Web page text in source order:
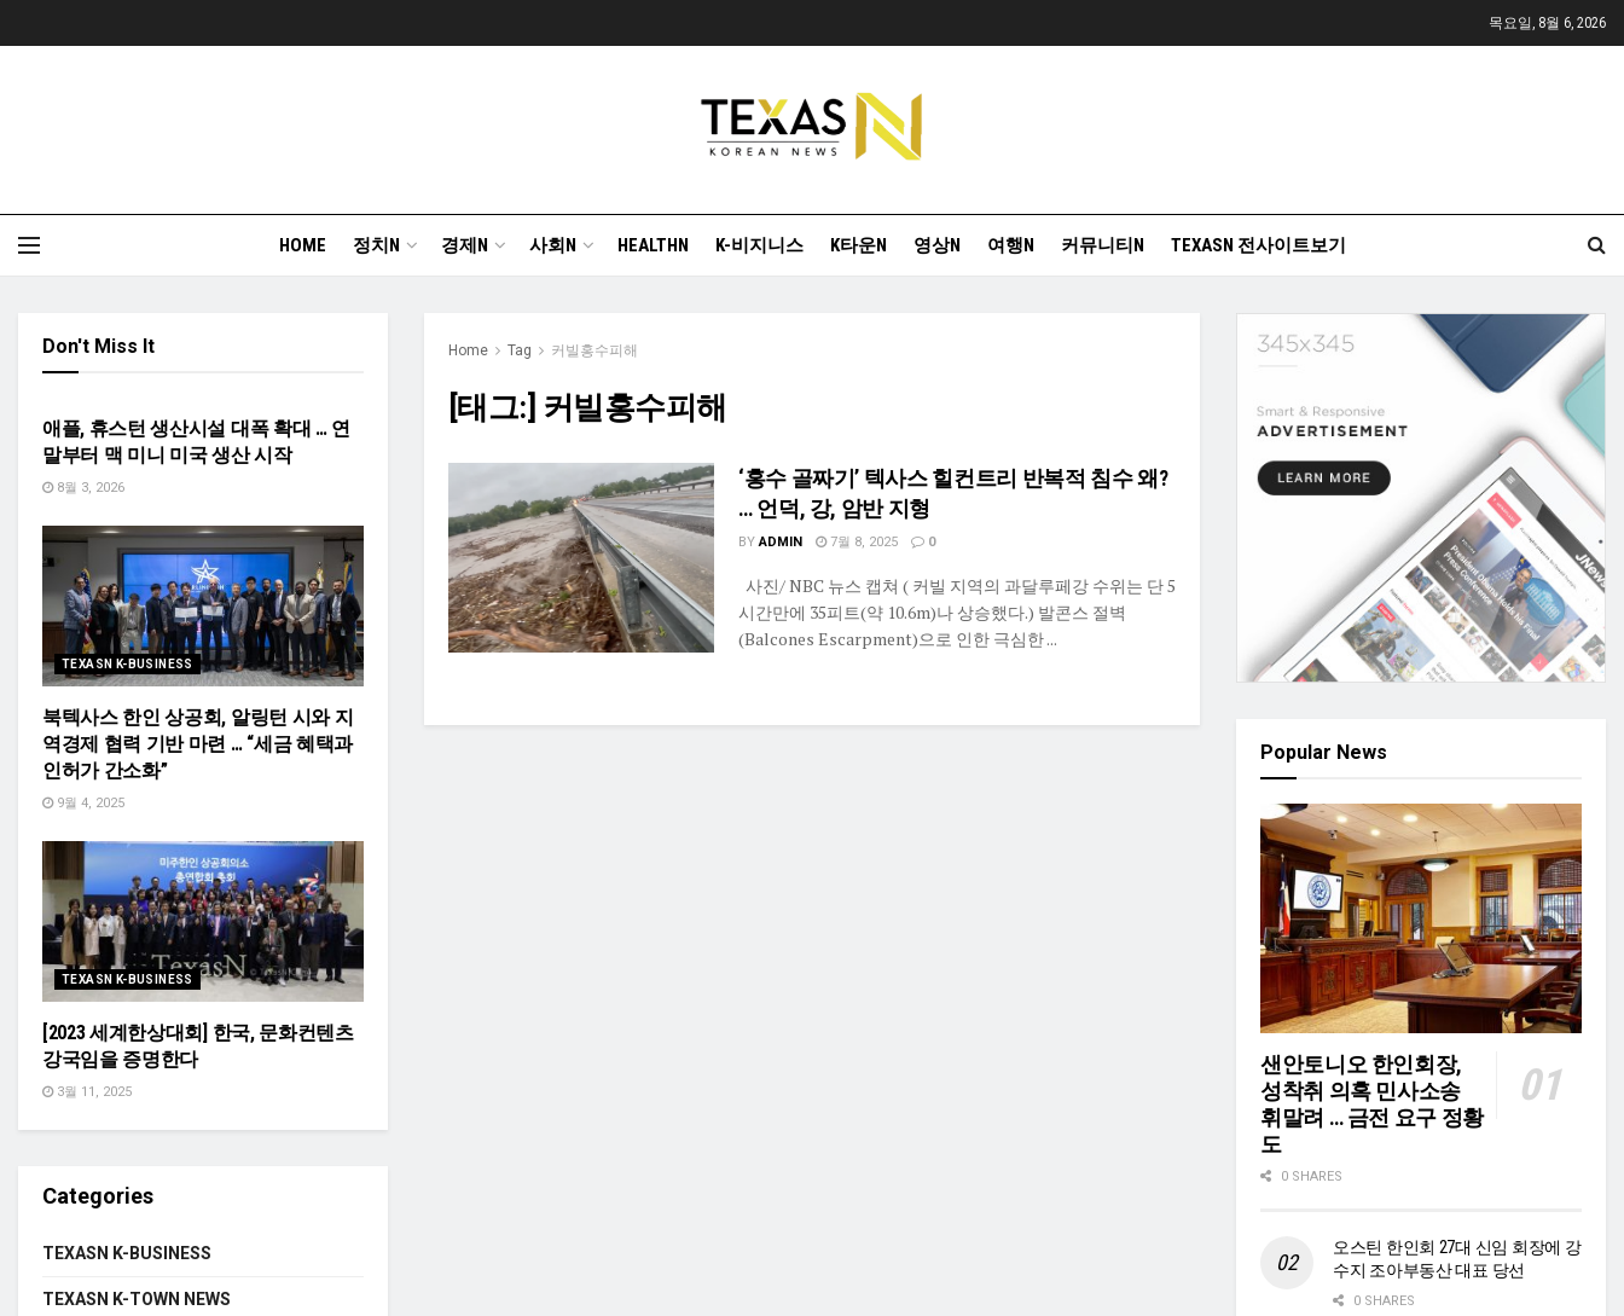
목요일, 8월 6, 2026
HOME 정치N 경제N 사회N HEALTHN K-비지니스 K타운N 영상N 여행N 커뮤니티N TEXASN 전사이트보기
Home Tag 커빌홍수피해
[태그:] 커빌홍수피해
‘홍수 골짜기’ 텍사스 힐컨트리 반복적 침수 왜?
… 언덕, 강, 암반 지형
BY ADMIN 7월 8, 2025 0
사진/ NBC 뉴스 캡쳐 ( 커빌 지역의 과달루페강 수위는 단 5
시간만에 35피트(약 10.6m)나 상승했다.) 발콘스 절벽
(Balcones Escarpment)으로 인한 극심한 ...
Don't Miss It
TEXASN USA 경제
애플, 휴스턴 생산시설 대폭 확대 … 연
말부터 맥 미니 미국 생산 시작
8월 3, 2026
TEXASN K-BUSINESS
북텍사스 한인 상공회, 알링턴 시와 지
역경제 협력 기반 마련 … “세금 혜택과
인허가 간소화”
9월 4, 2025
TEXASN K-BUSINESS
[2023 세계한상대회] 한국, 문화컨텐츠
강국임을 증명한다
3월 11, 2025
Categories
TEXASN K-BUSINESS
TEXASN K-TOWN NEWS
Popular News
샌안토니오 한인회장,
성착취 의혹 민사소송
휘말려 … 금전 요구 정황
도
0 SHARES
오스틴 한인회 27대 신임 회장에 강
수지 조아부동산 대표 당선
0 SHARES